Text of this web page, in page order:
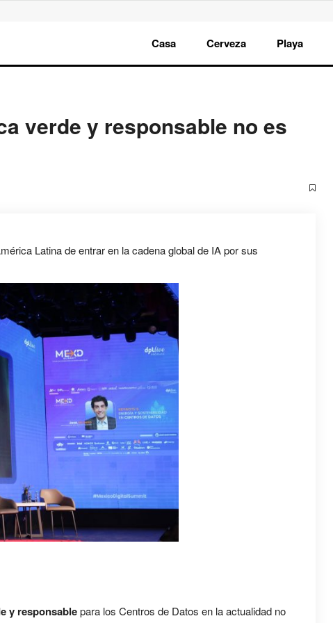
Casa Cerveza Playa
verde y responsable no es
Latina de entrar en la cadena global de IA por sus
y responsablepara los Centros de Datos en la actualidad no